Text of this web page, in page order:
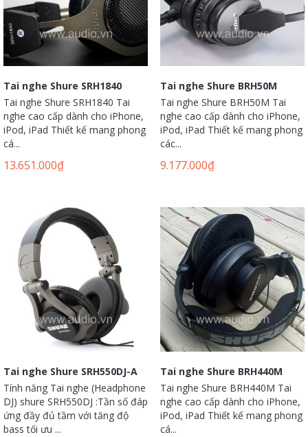
Tai nghe Shure SRH1840
Tai nghe Shure SRH1840 Tai
nghe cao cấp dành cho iPhone,
iPod, iPad Thiết kế mang phong
cá...
13.651.000₫
Tai nghe Shure BRH50M
Tai nghe Shure BRH50M Tai
nghe cao cấp dành cho iPhone,
iPod, iPad Thiết kế mang phong
các...
9.177.000₫
Tai nghe Shure SRH550DJ-A
Tính năng Tai nghe (Headphone
DJ) shure SRH550DJ :Tần số đáp
ứng đầy đủ tầm với tăng độ
bass tối ưu ...
Tai nghe Shure BRH440M
Tai nghe Shure BRH440M Tai
nghe cao cấp dành cho iPhone,
iPod, iPad Thiết kế mang phong
cá...